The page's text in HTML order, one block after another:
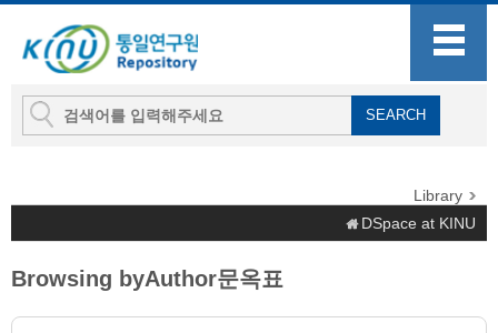
Library
DSpace at KINU
Browsing byAuthor문옥표